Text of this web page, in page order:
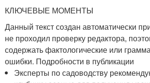
КЛЮЧЕВЫЕ МОМЕНТЫ
Данный текст создан автоматически
не проходил проверку редактора,
содержать фактологические или
ошибки. Подробности в публикации
Эксперты по садоводству